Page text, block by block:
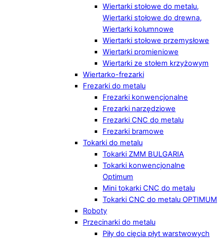
Wiertarki stołowe do metalu,
Wiertarki stołowe do drewna,
Wiertarki kolumnowe
Wiertarki stołowe przemysłowe
Wiertarki promieniowe
Wiertarki ze stołem krzyżowym
Wiertarko-frezarki
Frezarki do metalu
Frezarki konwencjonalne
Frezarki narzędziowe
Frezarki CNC do metalu
Frezarki bramowe
Tokarki do metalu
Tokarki ZMM BULGARIA
Tokarki konwencjonalne
Optimum
Mini tokarki CNC do metalu
Tokarki CNC do metalu OPTIMUM
Roboty
Przecinarki do metalu
Piły do cięcia płyt warstwowych